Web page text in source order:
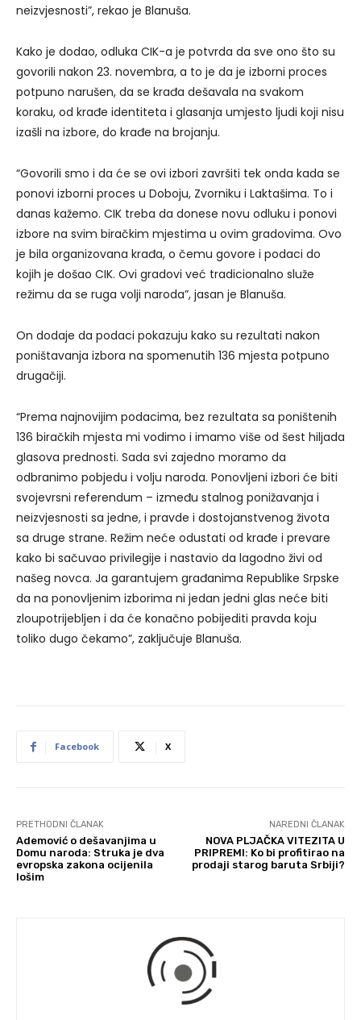
neizvjesnosti”, rekao je Blanuša.
Kako je dodao, odluka CIK-a je potvrda da sve ono što su
govorili nakon 23. novembra, a to je da je izborni proces
potpuno narušen, da se krađa dešavala na svakom
koraku, od krađe identiteta i glasanja umjesto ljudi koji nisu
izašli na izbore, do krađe na brojanju.
“Govorili smo i da će se ovi izbori završiti tek onda kada se
ponovi izborni proces u Doboju, Zvorniku i Laktašima. To i
danas kažemo. CIK treba da donese novu odluku i ponovi
izbore na svim biračkim mjestima u ovim gradovima. Ovo
je bila organizovana krađa, o čemu govore i podaci do
kojih je došao CIK. Ovi gradovi već tradicionalno služe
režimu da se ruga volji naroda”, jasan je Blanuša.
On dodaje da podaci pokazuju kako su rezultati nakon
poništavanja izbora na spomenutih 136 mjesta potpuno
drugačiji.
“Prema najnovijim podacima, bez rezultata sa poništenih
136 biračkih mjesta mi vodimo i imamo više od šest hiljada
glasova prednosti. Sada svi zajedno moramo da
odbranimo pobjedu i volju naroda. Ponovljeni izbori će biti
svojevrsni referendum – između stalnog ponižavanja i
neizvjesnosti sa jedne, i pravde i dostojanstvenog života
sa druge strane. Režim neće odustati od krađe i prevare
kako bi sačuvao privilegije i nastavio da lagodno živi od
našeg novca. Ja garantujem građanima Republike Srpske
da na ponovljenim izborima ni jedan jedni glas neće biti
zloupotrijebljen i da će konačno pobijediti pravda koju
toliko dugo čekamo”, zaključuje Blanuša.
Facebook X
PRETHODNI ČLANAK
Ademović o dešavanjima u
Domu naroda: Struka je dva
evropska zakona ocijenila
lošim
NAREDNI ČLANAK
NOVA PLJAČKA VITEZITA U
PRIPREMI: Ko bi profitirao na
prodaji starog baruta Srbiji?